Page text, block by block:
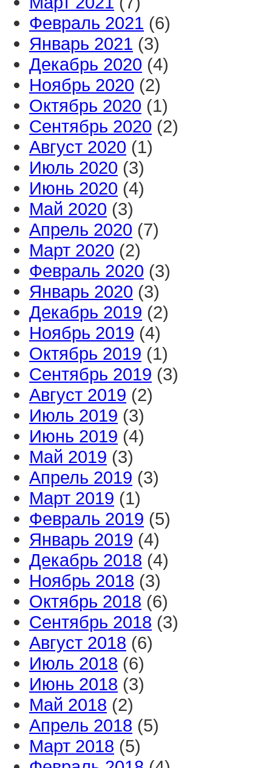
Февраль 2021 (6)
Январь 2021 (3)
Декабрь 2020 (4)
Ноябрь 2020 (2)
Октябрь 2020 (1)
Сентябрь 2020 (2)
Август 2020 (1)
Июль 2020 (3)
Июнь 2020 (4)
Май 2020 (3)
Апрель 2020 (7)
Март 2020 (2)
Февраль 2020 (3)
Январь 2020 (3)
Декабрь 2019 (2)
Ноябрь 2019 (4)
Октябрь 2019 (1)
Сентябрь 2019 (3)
Август 2019 (2)
Июль 2019 (3)
Июнь 2019 (4)
Май 2019 (3)
Апрель 2019 (3)
Март 2019 (1)
Февраль 2019 (5)
Январь 2019 (4)
Декабрь 2018 (4)
Ноябрь 2018 (3)
Октябрь 2018 (6)
Сентябрь 2018 (3)
Август 2018 (6)
Июль 2018 (6)
Июнь 2018 (3)
Май 2018 (2)
Апрель 2018 (5)
Март 2018 (5)